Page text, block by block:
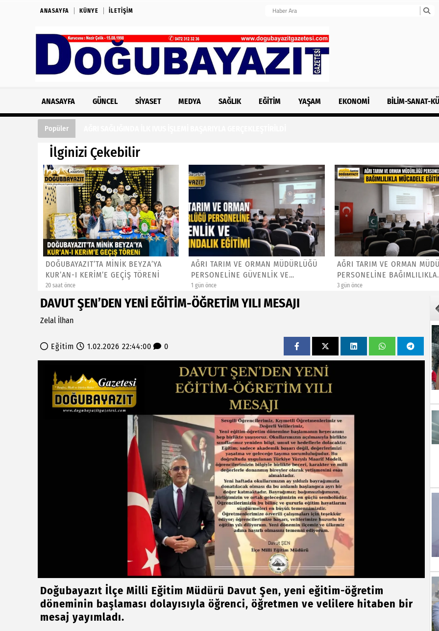
ANASAYFA KÜNYE İLETIŞIM
ANASAYFA GÜNCEL SIYASET MEDYA SAĞLIK EĞITIM YAŞAM EKONOMI BILIM-SANAT-
Popüler
İlginizi Çekebilir
DOĞUBAYAZIT’TA MİNİK BEYZA’YA
KUR’AN-I KERİM’E GEÇİŞ TÖRENİ
20 saat önce
AĞRI TARIM VE ORMAN MÜDÜRLÜĞÜ
PERSONELİNE GÜVENLİK VE
FARKIN...
1 gün önce
AĞRI TARIM VE ORMAN
PERSONELİNE BAĞIMLILIKLA
MÜCAD...
3 gün önce
DAVUT ŞEN’DEN YENİ EĞİTİM-ÖĞRETİM YILI MESAJI
Zelal İlhan
Eğitim 1.02.2026 22:44:00 0
Doğubayazıt İlçe Milli Eğitim Müdürü Davut Şen, yeni eğitim-öğretim
döneminin başlaması dolayısıyla öğrenci, öğretmen ve velilere hitaben bir
mesaj yayımladı.